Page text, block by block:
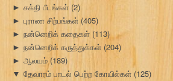
► சக்தி பீடங்கள் (2)
► புராண சிற்பங்கள் (405)
► நன்னெறிக் கதைகள் (113)
► நன்னெறிக் கருத்துக்கள் (204)
► ஆலயம் (189)
▼ தேவாரம் பாடல் பெற்ற கோயில்கள் (125)